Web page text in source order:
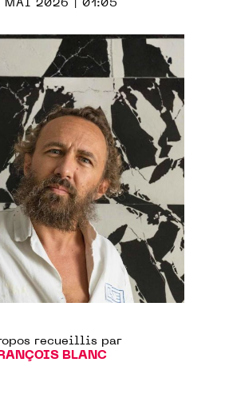
MAI 2026 | 01:05
recueillis par
BLANC